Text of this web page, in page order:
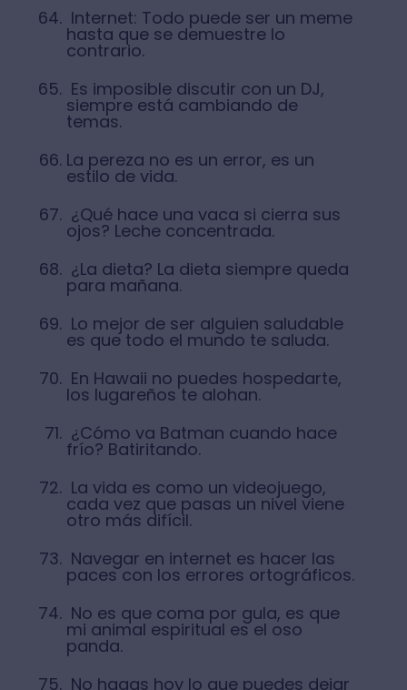
Internet: Todo puede ser un meme
hasta que se demuestre lo
contrario.
Es imposible discutir con un DJ,
siempre está cambiando de
temas.
La pereza no es un error, es un
estilo de vida.
¿Qué hace una vaca si cierra sus
ojos? Leche concentrada.
¿La dieta? La dieta siempre queda
para mañana.
Lo mejor de ser alguien saludable
es que todo el mundo te saluda.
En Hawaii no puedes hospedarte,
los lugareños te alohan.
¿Cómo va Batman cuando hace
frío? Batiritando.
La vida es como un videojuego,
cada vez que pasas un nivel viene
otro más difícil.
Navegar en internet es hacer las
paces con los errores ortográficos.
No es que coma por gula, es que
mi animal espiritual es el oso
panda.
No hagas hoy lo que puedes dejar